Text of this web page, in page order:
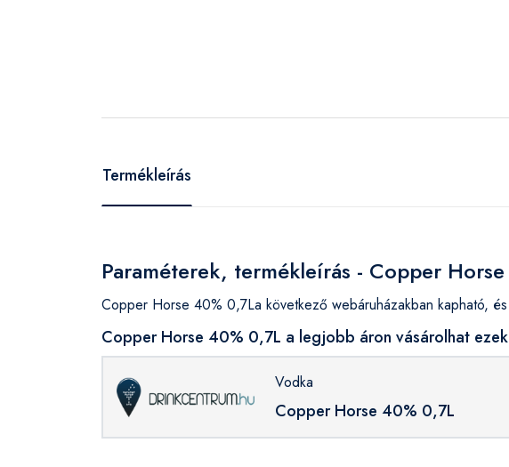
Termékleírás
Paraméterek, termékleírás - Copper
Copper Horse 40% 0,7La következő webáruházakban kapható,
Copper Horse 40% 0,7L a legjobb áron vásárolhat
Vodka
Copper Horse 40% 0,7L